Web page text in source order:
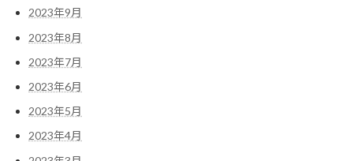
2023年9月
2023年8月
2023年7月
2023年6月
2023年5月
2023年4月